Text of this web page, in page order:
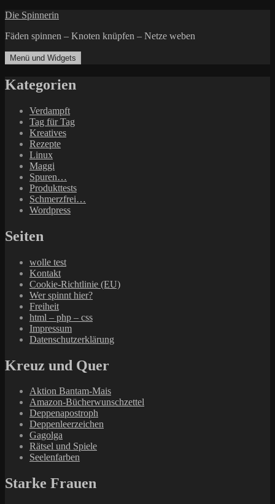
Zum
springen
Die Spinnerin
Fäden spinnen – Knoten knüpfen – Netze weben
Menü und Widgets
Kategorien
Verdampft
Tag für Tag
Kreatives
Rezepte
Linux
Maggi
Spuren…
Produkttests
Schmerzfrei…
Wordpress
Seiten
wolle test
Kontakt
Cookie-Richtlinie (EU)
Wer spinnt hier?
Freiheit
html – php – css
Impressum
Datenschutzerklärung
Kreuz und Quer
Aktion Bantam-Mais
Amazon-Bücherwunschzettel
Deppenapostroph
Deppenleerzeichen
Gagolga
Rätsel und Spiele
Seelenfarben
Starke Frauen